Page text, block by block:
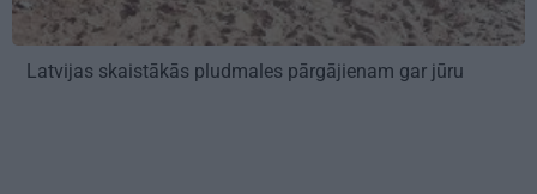
Latvijas skaistākās pludmales pārgājienam gar jūru